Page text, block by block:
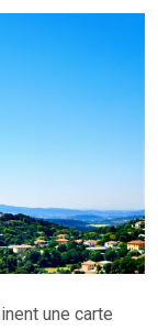
une carte